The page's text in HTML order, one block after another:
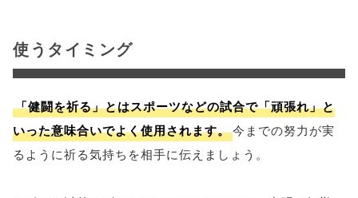
使うタイミング
「健闘を祈る」とはスポーツなどの試合で「頑張れ」と
いった意味合いでよく使用されます。今までの努力が実
るように祈る気持ちを相手に伝えましょう。